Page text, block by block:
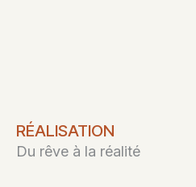
RÉALISATION
Du rêve à la réalité